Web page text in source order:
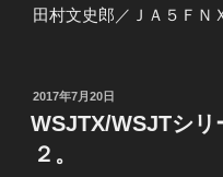
田村文史郎／ＪＡ５ＦＮ
投
稿
日:
2017年7月20日
WSJTX/WSJTシリ
２。